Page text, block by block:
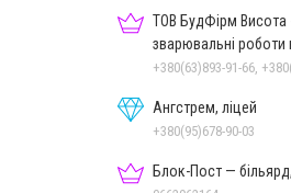
ТОВ БудФірм Висота
зварювальні роботи
+380(63)893-91-66,
Ангстрем, ліцей
+380(95)678-90-03
Блок-Пост —